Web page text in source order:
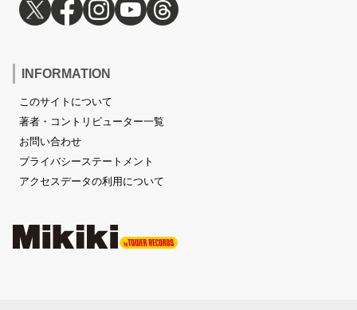
INFORMATION
このサイトについて
著者・コントリビューター一覧
お問い合わせ
プライバシーステートメント
アクセスデータの利用について